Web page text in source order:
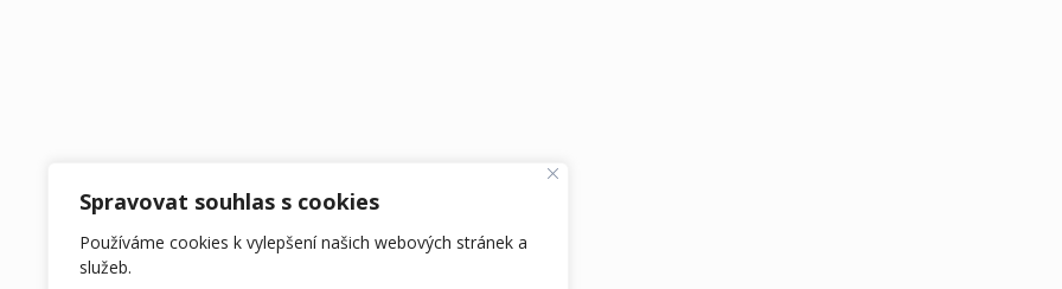
Spravovat souhlas s cookies
Používáme cookies k vylepšení našich webových stránek a
služeb.